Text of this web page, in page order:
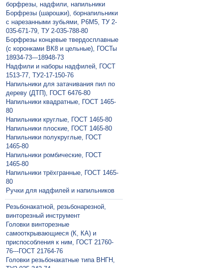
борфрезы, надфили, напильники
Борфрезы (шарошки), борнапильники
с нарезанными зубьями, Р6М5, ТУ 2-
035-671-79, ТУ 2-035-788-80
Борфрезы концевые твердосплавные
(с коронками ВК8 и цельные), ГОСТы
18934-73---18948-73
Надфили и наборы надфилей, ГОСТ
1513-77, ТУ2-17-150-76
Напильники для затачивания пил по
дереву (ДТП), ГОСТ 6476-80
Напильники квадратные, ГОСТ 1465-
80
Напильники круглые, ГОСТ 1465-80
Напильники плоские, ГОСТ 1465-80
Напильники полукруглые, ГОСТ
1465-80
Напильники ромбические, ГОСТ
1465-80
Напильники трёхгранные, ГОСТ 1465-
80
Ручки для надфилей и напильников
Резьбонакатной, резьбонарезной,
винторезный инструмент
Головки винторезные
самооткрывающиеся (К, КА) и
приспособления к ним, ГОСТ 21760-
76---ГОСТ 21764-76
Головки резьбонакатные типа ВНГН,